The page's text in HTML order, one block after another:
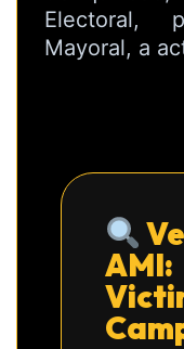
Electoral,
Mayoral, a
AMI: